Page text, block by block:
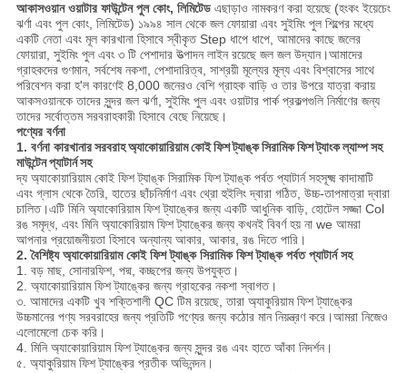
আকাসওয়ান ওয়াটার ফাউন্টেন পুল কোং, লিমিটেড এছাড়াও নামকরণ করা হয়েছে (হংকং ইয়েচেং
ঝর্ণা এবং পুল কোং, লিমিটেড) ১৯৯৪ সাল থেকে জল ফোয়ারা এবং সুইমিং পুল শিল্পের মধ্যে
একটি নেতা এবং মূল কারখানা হিসাবে স্বীকৃত Step ধাপে ধাপে, আমাদের কাছে জলের
ফোয়ারা, সুইমিং পুল এবং ৩ টি পেশাদার উত্পাদন লাইন রয়েছে জল জল উদ্যান।আমাদের
গ্রাহকদের গুণমান, সর্বশেষ নকশা, পেশাদারিত্ব, সাশ্রয়ী মূল্যের মূল্য এবং বিশ্বাসের সাথে
পরিবেশন করা হ'ল কারণেই 8,000 জনেরও বেশি গ্রাহক বাড়ি ও তার উপরে যাত্রা করায়
আকসওয়ানকে তাদের সুন্দর জল ঝর্ণা, সুইমিং পুল এবং ওয়াটার পার্ক প্রকল্পগুলি নির্মাণের জন্য
তাদের সর্বোত্তম সরবরাহকারী হিসাবে বেছে নিয়েছে।
পণ্যের বর্ণনা
1. বর্ণনাকারখানার সরবরাহ অ্যাকোয়ারিয়াম কোই ফিশ ট্যাঙ্ক সিরামিক ফিশ ট্যাংক ল্যাম্প সহ
মাউন্টেন প্যাটার্ন সহ
দ্য অ্যাকোয়ারিয়াম কোই ফিশ ট্যাঙ্ক সিরামিক ফিশ ট্যাঙ্ক পর্বত প্যাটার্ন সহসূক্ষ্ম কাদামাটি
এবং গ্লাস থেকে তৈরি, হাতের ছাঁচনির্মাণ এবং থ্রো হুইলিং দ্বারা গঠিত, উচ্চ-তাপমাত্রা দ্বারা
চালিত।এটি মিনি অ্যাকোরিয়াম ফিশ ট্যাঙ্কের জন্য একটি আধুনিক বাড়ি, হোটেল সজ্জা Col
রঙ সমৃদ্ধ, এবং মিনি অ্যাকোরিয়াম ফিশ ট্যাঙ্কের জন্য কখনই বিবর্ণ হয় না we আমরা
আপনার প্রয়োজনীয়তা হিসাবে অন্যান্য আকার, আকার, রঙ দিতে পারি।
2. বৈশিষ্ট্যঅ্যাকোয়ারিয়াম কোই ফিশ ট্যাঙ্ক সিরামিক ফিশ ট্যাঙ্ক পর্বত প্যাটার্ন সহ
1. বড় মাছ, সোনারফিশ, পদ্ম, কচ্ছপের জন্য উপযুক্ত।
2. অ্যাকোয়ারিয়াম ফিশ ট্যাঙ্কের জন্য গ্রাহকের নকশা স্বাগত।
৩. আমাদের একটি খুব শক্তিশালী QC টিম রয়েছে, তারা অ্যাকুরিয়াম ফিশ ট্যাঙ্কের
উচ্চমানের পণ্য সরবরাহের জন্য প্রতিটি পণ্যের জন্য কঠোর মান নিয়ন্ত্রণ করে।আমরা নিজেও
এলোমেলো চেক করি।
4. মিনি অ্যাকোয়ারিয়াম ফিশ ট্যাঙ্কের জন্য সুন্দর রঙ এবং হাতে আঁকা নিদর্শন।
৫. অ্যাকুরিয়াম ফিশ ট্যাঙ্কের প্রতীক অভিনন্দন।